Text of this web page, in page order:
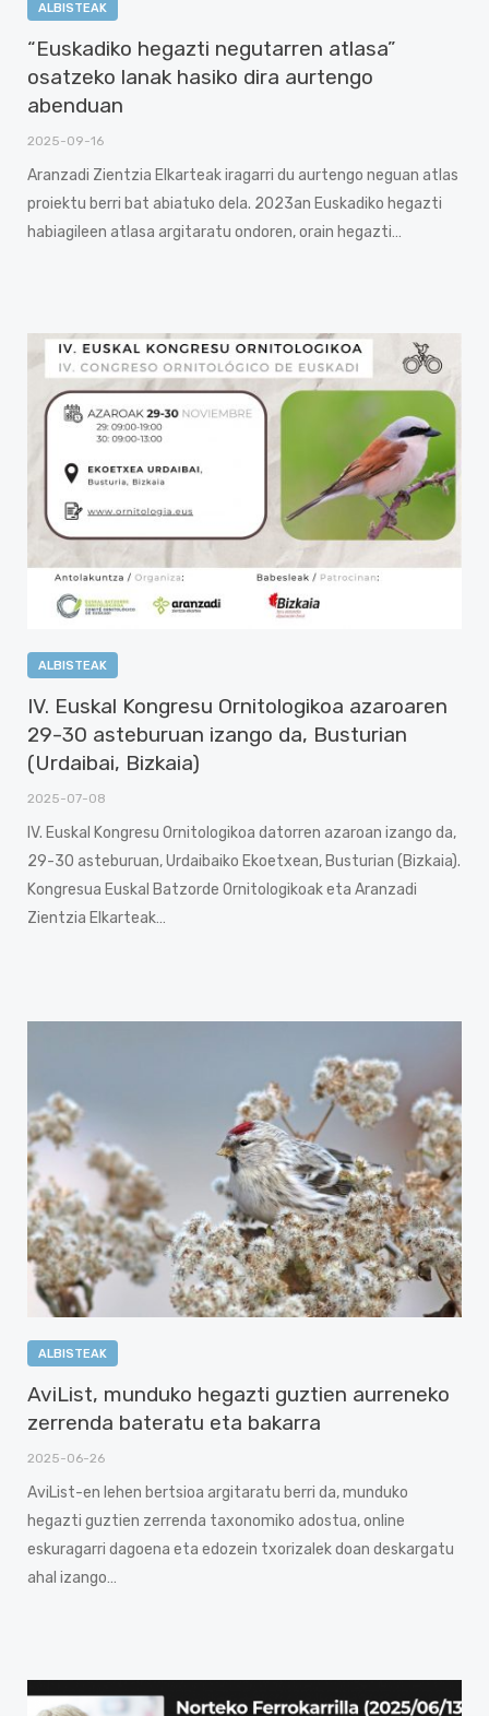
ALBISTEAK
“Euskadiko hegazti negutarren atlasa”
osatzeko lanak hasiko dira aurtengo
abenduan
2025-09-16
Aranzadi Zientzia Elkarteak iragarri du aurtengo neguan atlas
proiektu berri bat abiatuko dela. 2023an Euskadiko hegazti
habiagileen atlasa argitaratu ondoren, orain hegazti…
ALBISTEAK
IV. Euskal Kongresu Ornitologikoa azaroaren
29-30 asteburuan izango da, Busturian
(Urdaibai, Bizkaia)
2025-07-08
IV. Euskal Kongresu Ornitologikoa datorren azaroan izango da,
29-30 asteburuan, Urdaibaiko Ekoetxean, Busturian (Bizkaia).
Kongresua Euskal Batzorde Ornitologikoak eta Aranzadi
Zientzia Elkarteak…
ALBISTEAK
AviList, munduko hegazti guztien aurreneko
zerrenda bateratu eta bakarra
2025-06-26
AviList-en lehen bertsioa argitaratu berri da, munduko
hegazti guztien zerrenda taxonomiko adostua, online
eskuragarri dagoena eta edozein txorizalek doan deskargatu
ahal izango…